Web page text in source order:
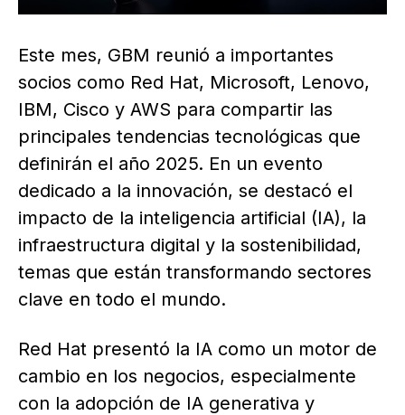
Este mes, GBM reunió a importantes
socios como Red Hat, Microsoft, Lenovo,
IBM, Cisco y AWS para compartir las
principales tendencias tecnológicas que
definirán el año 2025. En un evento
dedicado a la innovación, se destacó el
impacto de la inteligencia artificial (IA), la
infraestructura digital y la sostenibilidad,
temas que están transformando sectores
clave en todo el mundo.
Red Hat presentó la IA como un motor de
cambio en los negocios, especialmente
con la adopción de IA generativa y